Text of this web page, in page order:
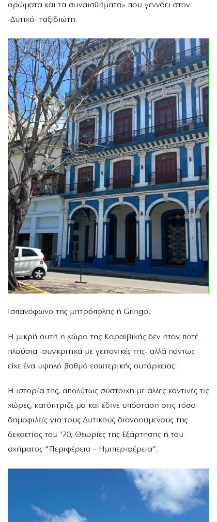
αρώματα και τα συναισθήματα» που γεννάει στον
-Δυτικό- ταξιδιώτη.
Ισπανόφωνο της μητρόπολης ή Gringo.
Η μικρή αυτή η χώρα της Καραϊβικής δεν ήταν ποτέ
πλούσια -συγκριτικά με γειτονικές της- αλλά πάντως
είχε ένα υψηλό βαθμό εσωτερικής αυτάρκειας.
Η ιστορία της, απολύτως σύστοιχη με άλλες κοντινές τις
χώρες, κατόπτριζε μα και έδινε υπόσταση στις τόσο
δημοφιλείς για τους Δυτικούς διανοούμενους της
δεκαετίας του ‘70, Θεωρίες της Εξάρτησης ή του
σχήματος “Περιφέρεια – Ημιπεριφέρεια”.